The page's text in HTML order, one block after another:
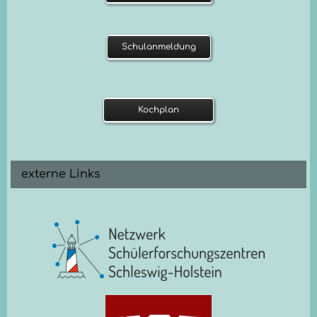
Schulanmeldung
Kochplan
externe Links